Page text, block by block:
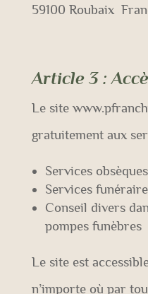
59100 Roubaix
Article 3:
Le site
gratuitement aux
Services
Services
Conseil divers
pompes funèbres
Le site est
n’importe où par